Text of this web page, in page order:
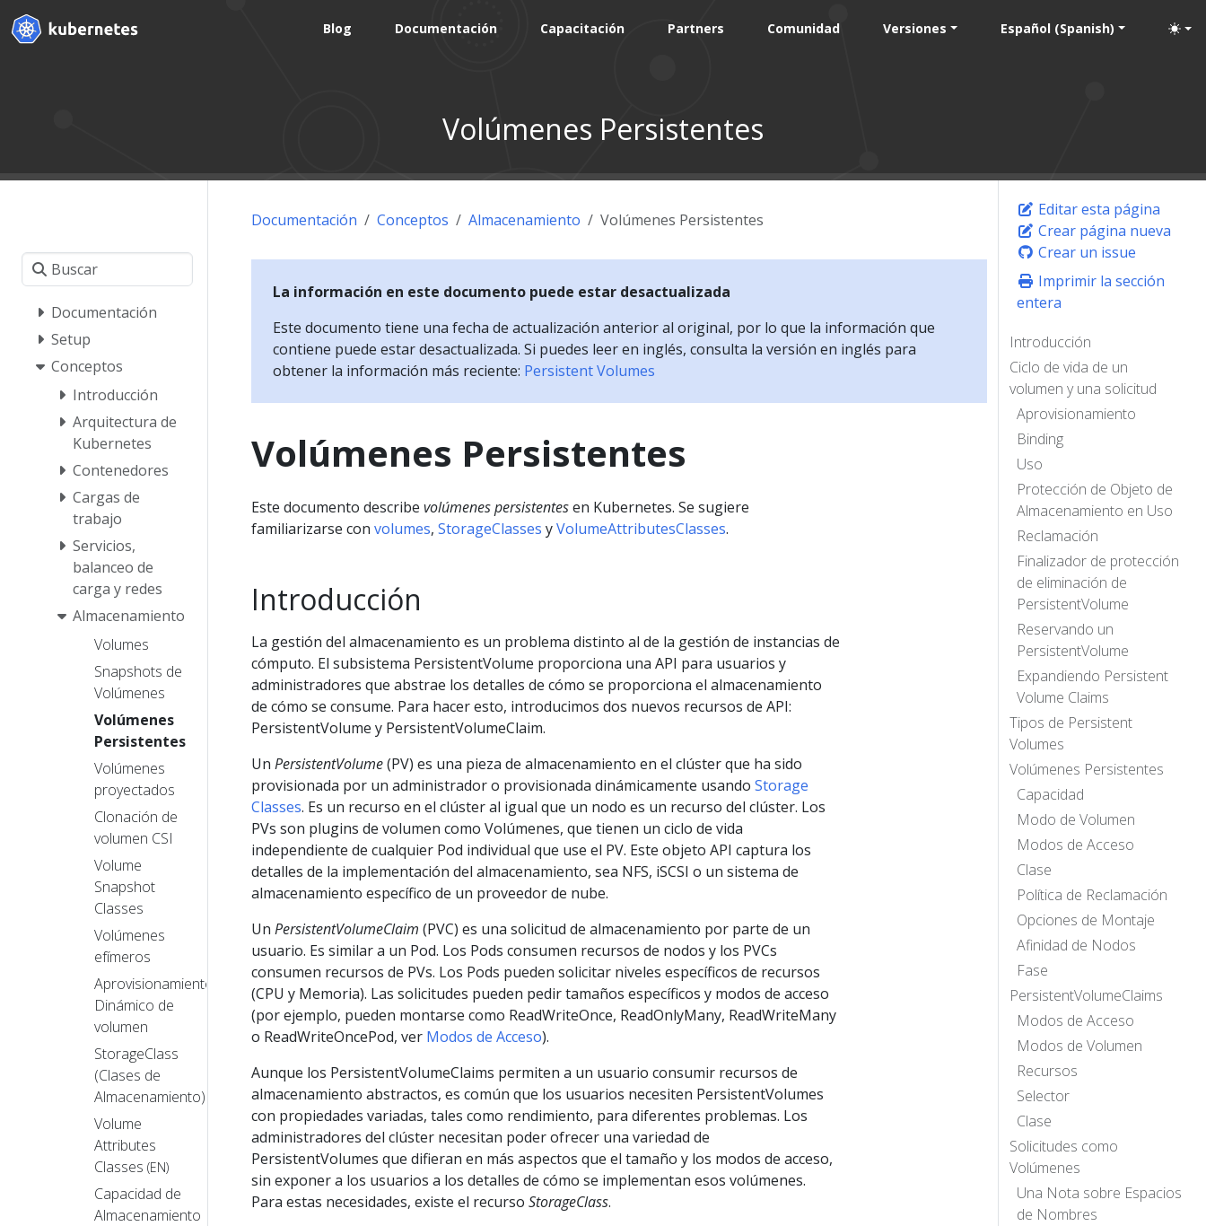
Blog Documentación Capacitación Partners Comunidad Versiones Español (Spanish)
Volúmenes Persistentes
Documentación
Setup
Conceptos
Introducción
Arquitectura de
Kubernetes
Contenedores
Cargas de
trabajo
Servicios,
balanceo de
carga y redes
Almacenamiento
Volumes
Snapshots de
Volúmenes
Volúmenes
Persistentes
Volúmenes
proyectados
Clonación de
volumen CSI
Volume
Snapshot
Classes
Volúmenes
efímeros
Aprovisionamiento
Dinámico de
volumen
StorageClass
(Clases de
Almacenamiento)
Volume
Attributes
Classes (EN)
Capacidad de
Almacenamiento
Editar esta página
Crear página nueva
Crear un issue
Imprimir la sección
entera
Introducción
Ciclo de vida de un
volumen y una solicitud
Aprovisionamiento
Binding
Uso
Protección de Objeto de
Almacenamiento en Uso
Reclamación
Finalizador de protección
de eliminación de
PersistentVolume
Reservando un
PersistentVolume
Expandiendo Persistent
Volume Claims
Tipos de Persistent
Volumes
Volúmenes Persistentes
Capacidad
Modo de Volumen
Modos de Acceso
Clase
Política de Reclamación
Opciones de Montaje
Afinidad de Nodos
Fase
PersistentVolumeClaims
Modos de Acceso
Modos de Volumen
Recursos
Selector
Clase
Solicitudes como
Volúmenes
Una Nota sobre Espacios
de Nombres
Documentación Conceptos Almacenamiento Volúmenes Persistentes
La información en este documento puede estar desactualizada
Este documento tiene una fecha de actualización anterior al original, por lo que la información que
contiene puede estar desactualizada. Si puedes leer en inglés, consulta la versión en inglés para
obtener la información más reciente: Persistent Volumes
Volúmenes Persistentes
Este documento describe volúmenes persistentesen Kubernetes. Se sugiere
familiarizarse con volumes, StorageClasses yVolumeAttributesClasses.
Introducción
La gestión del almacenamiento es un problema distinto al de la gestión de instancias de
cómputo. El subsistema PersistentVolume proporciona una API para usuarios y
administradores que abstrae los detalles de cómo se proporciona el almacenamiento
de cómo se consume. Para hacer esto, introducimos dos nuevos recursos de API:
PersistentVolume y PersistentVolumeClaim.
Un PersistentVolume(PV) es una pieza de almacenamiento en el clúster que ha sido
provisionada por un administrador o provisionada dinámicamente usando Storage
Classes. Es un recurso en el clúster al igual que un nodo es un recurso del clúster. Los
PVs son plugins de volumen como Volúmenes, que tienen un ciclo de vida
independiente de cualquier Pod individual que use el PV. Este objeto API captura los
detalles de la implementación del almacenamiento, sea NFS, iSCSI o un sistema de
almacenamiento específico de un proveedor de nube.
Un PersistentVolumeClaim (PVC) es una solicitud de almacenamiento por parte de un
usuario. Es similar a un Pod. Los Pods consumen recursos de nodos y los PVCs
consumen recursos de PVs. Los Pods pueden solicitar niveles específicos de recursos
(CPU y Memoria). Las solicitudes pueden pedir tamaños específicos y modos de acceso
(por ejemplo, pueden montarse como ReadWriteOnce, ReadOnlyMany, ReadWriteMany
o ReadWriteOncePod, ver Modos de Acceso).
Aunque los PersistentVolumeClaims permiten a un usuario consumir recursos de
almacenamiento abstractos, es común que los usuarios necesiten PersistentVolumes
con propiedades variadas, tales como rendimiento, para diferentes problemas. Los
administradores del clúster necesitan poder ofrecer una variedad de
PersistentVolumes que difieran en más aspectos que el tamaño y los modos de acceso,
sin exponer a los usuarios a los detalles de cómo se implementan esos volúmenes.
Para estas necesidades, existe el recurso StorageClass.